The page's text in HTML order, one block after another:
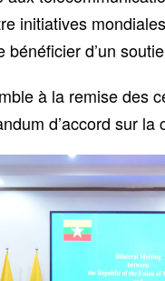
initiatives
d’un
à la remise
d’accord sur